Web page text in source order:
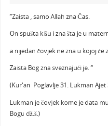
“Zaista , samo Allah zna Čas.
On spušta kišu i zna šta je u
a nijedan čovjek ne zna u kojoj će
Zaista Bog zna sveznajući je. “
(Kur'an Poglavlje 31. Lukman Ajet
Lukman je čovjek kome je data
Bogu dž.š.)